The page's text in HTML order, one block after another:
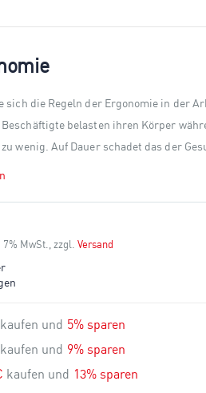
sich die Regeln der Ergonomie in der
Beschäftigte belasten ihren Körper
wenig. Auf Dauer schadet das der
MwSt., zzgl. Versand
kaufen und 5% sparen
kaufen und 9% sparen
kaufen und 13% sparen